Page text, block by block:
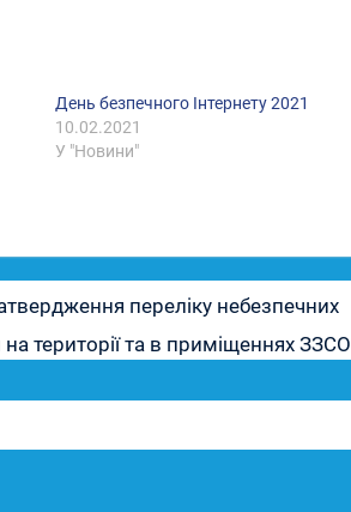
День безпечного Інтернету 2021
10.02.2021
У "Новини"
переліку небезпечних
території та в приміщеннях ЗЗСО